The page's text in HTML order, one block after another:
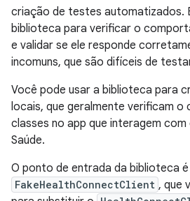
criação de testes automatizados.
biblioteca para verificar o
e validar se ele responde
incomuns, que são difíceis de
Você pode usar a biblioteca para
locais, que geralmente verificam
classes no app que interagem
Saúde.
O ponto de entrada da biblioteca
FakeHealthConnectClient , que